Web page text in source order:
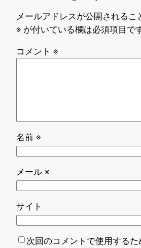
メールアドレスが公開されるこ
※ が付いている欄は必須項目で
コメント ※
名前 ※
メール ※
サイト
次回のコメントで使用する